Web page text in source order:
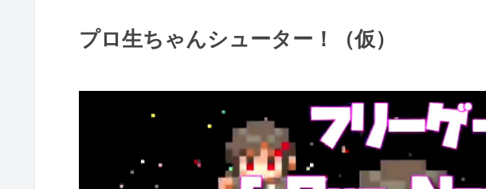
プロ生ちゃんシューター！（仮）